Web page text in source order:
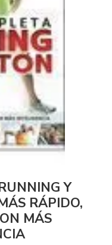
Y
RÁPIDO,
MÁS